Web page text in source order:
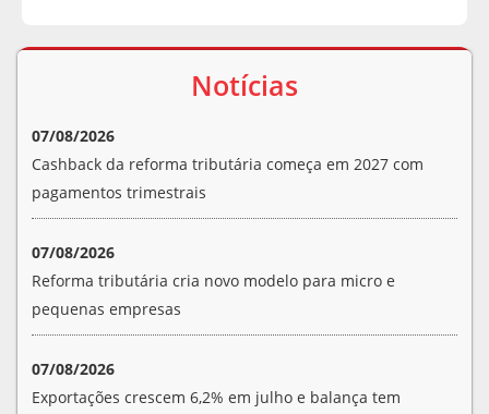
Notícias
07/08/2026
Cashback da reforma tributária começa em 2027 com
pagamentos trimestrais
07/08/2026
Reforma tributária cria novo modelo para micro e
pequenas empresas
07/08/2026
Exportações crescem 6,2% em julho e balança tem